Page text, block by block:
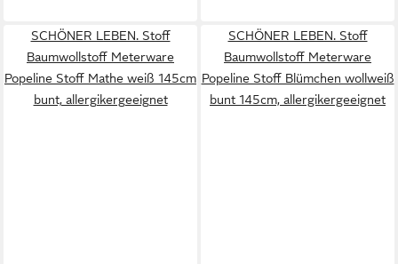
SCHÖNER LEBEN. Stoff
Baumwollstoff Meterware
Popeline Stoff Mathe weiß 145cm
bunt, allergikergeeignet
SCHÖNER LEBEN. Stoff
Baumwollstoff Meterware
Popeline Stoff Blümchen wollweiß
bunt 145cm, allergikergeeignet